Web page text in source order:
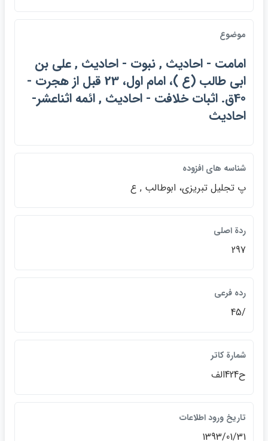
موضوع
امامت - احاديث , نبوت - احاديث , علي بن
ابي طالب (ع )، امام اول، 23 قبل از هجرت -
40ق. اثبات خلافت - احاديث , ائمه اثناعشر-
احاديث
شناسه هاي افزوده
پ تجليل تبريزي، ابوطالب , ع
ردة اصلي
297
رده فرعي
/45
شمارة كاتر
ح424الف
تاريخ ورود اطلاعات
1393/01/31